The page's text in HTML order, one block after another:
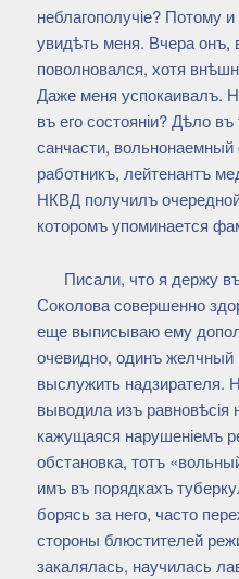
неблагополучіе? Потому
увидѣть меня. Вчера онъ,
поволновался, хотя
Даже меня успокаивалъ.
въ его состояніи? Дѣло
санчасти,
работникъ, лейтенантъ
НКВД получилъ
которомъ упоминается
Писали, что я держу
Соколова совершенно
еще выписываю ему
очевидно, одинъ
выслужить надзирателя.
выводила изъ равновѣсія
кажущаяся нарушеніемъ
обстановка, тотъ
имъ въ порядкахъ
борясь за него, часто
стороны блюстителей
закалялась, научилась